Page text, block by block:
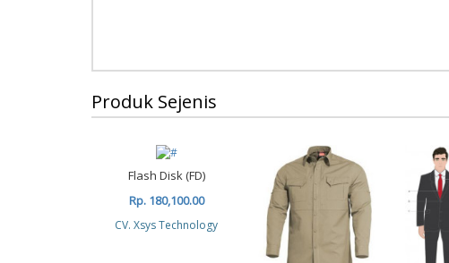
Produk Sejenis
Flash Disk (FD)
Rp. 180,100.00
CV. Xsys Technology